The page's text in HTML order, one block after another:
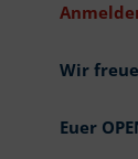
Wir
Euer